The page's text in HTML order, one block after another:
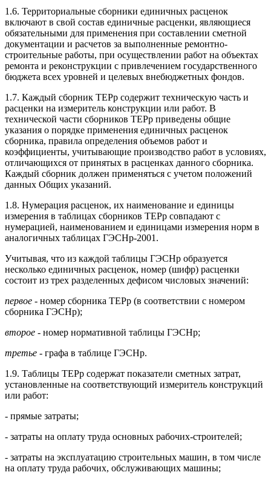
1.6. Территориальные сборники единичных расценок
включают в свой состав единичные расценки, являющиеся
обязательными для применения при составлении сметной
документации и расчетов за выполненные ремонтно-
строительные работы, при осуществлении работ на объектах
ремонта и реконструкции с привлечением государственного
бюджета всех уровней и целевых внебюджетных фондов.
1.7. Каждый сборник ТЕРр содержит техническую часть и
расценки на измеритель конструкции или работ. В
технической части сборников ТЕРр приведены общие
указания о порядке применения единичных расценок
сборника, правила определения объемов работ и
коэффициенты, учитывающие производство работ в условиях,
отличающихся от принятых в расценках данного сборника.
Каждый сборник должен применяться с учетом положений
данных Общих указаний.
1.8. Нумерация расценок, их наименование и единицы
измерения в таблицах сборников ТЕРр совпадают с
нумерацией, наименованием и единицами измерения норм в
аналогичных таблицах ГЭСНр-2001.
Учитывая, что из каждой таблицы ГЭСНр образуется
несколько единичных расценок, номер (шифр) расценки
состоит из трех разделенных дефисом числовых значений:
первое - номер сборника ТЕРр (в соответствии с номером
сборника ГЭСНр);
второе - номер нормативной таблицы ГЭСНр;
третье - графа в таблице ГЭСНр.
1.9. Таблицы ТЕРр содержат показатели сметных затрат,
установленные на соответствующий измеритель конструкций
или работ:
- прямые затраты;
- затраты на оплату труда основных рабочих-строителей;
- затраты на эксплуатацию строительных машин, в том числе
на оплату труда рабочих, обслуживающих машины;